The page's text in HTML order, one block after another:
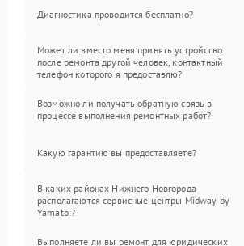
Диагностика проводится бесплатно?
Может ли вместо меня принять устройство
после ремонта другой человек, контактный
телефон которого я предоставлю?
Возможно ли получать обратную связь в
процессе выполнения ремонтных работ?
Какую гарантию вы предоставляете?
В каких районах Нижнего Новгорода
располагаются сервисные центры Midway by
Yamato ?
Выполняете ли вы ремонт для юридических